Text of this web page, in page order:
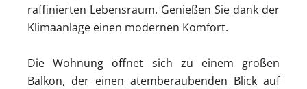
raffinierten Lebensraum. Genießen Sie dank der
Klimaanlage einen modernen Komfort.
Die Wohnung öffnet sich zu einem großen
Balkon, der einen atemberaubenden Blick auf